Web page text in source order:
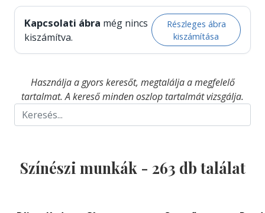
Kapcsolati ábra még nincs
kiszámítva.
Részleges ábra
kiszámítása
Használja a gyors keresőt, megtalálja a megfelelő
tartalmat. A kereső minden oszlop tartalmát vizsgálja.
Színészi munkák - 263 db találat